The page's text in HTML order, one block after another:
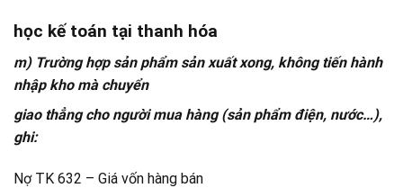
học kế toán tại thanh hóa
m) Trường hợp sản phẩm sản xuất xong, không tiến hành
nhập kho mà chuyển
giao thẳng cho người mua hàng (sản phẩm điện, nước…),
ghi:
Nợ TK 632 – Giá vốn hàng bán